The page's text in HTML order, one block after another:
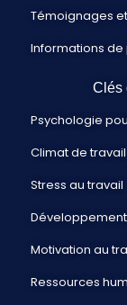
Témoignages
Informations de
Clés
Psychologie
Climat de travail
Stress au travail
Motivation au
Ressources